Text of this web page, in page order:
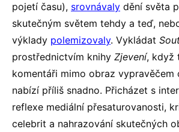
pojetí času), srovnávaly dění světa
skutečným světem tehdy a teď,
výklady polemizovaly. Vykládat
prostřednictvím knihy Zjevení, když
komentáři mimo obraz vypravěčem
nabízí příliš snadno. Přicházet s
reflexe mediální přesaturovanosti,
celebrit a nahrazování skutečných